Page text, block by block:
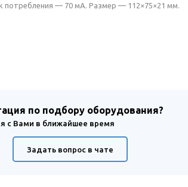
— 70 мА. Размер — 112×75×21 мм.
по подбору оборудования?
с Вами в ближайшее время
Задать вопрос в чате